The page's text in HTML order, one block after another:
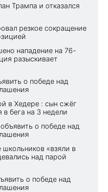
Трампа и отказался
резкое сокращение
нападение на 76-
разыскивает
о победе над
в Хедере : сын сжёг
в бега на 3 недели
о победе над
«взяли в
над парой
о победе над